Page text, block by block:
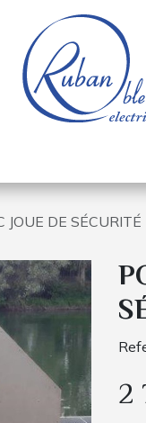
JOUE DE
2